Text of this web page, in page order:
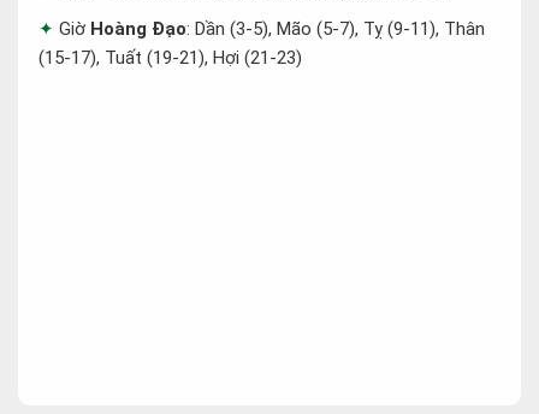
Giờ Hoàng Đạo: Dần (3-5), Mão (5-7), Tỵ (9-11), Thân
(15-17), Tuất (19-21), Hợi (21-23)